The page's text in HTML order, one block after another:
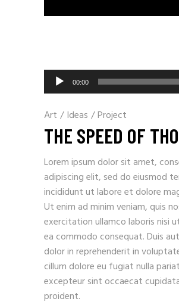
Lecteur
audio
00:00
Art / Ideas /Project
THE SPEED OF
Lorem ipsum dolor sit amet,
adipiscing elit, sed do eiusmod
incididunt ut labore et dolore
Ut enim ad minim veniam, quis
exercitation ullamco laboris nisi
ea commodo consequat. Duis
dolor in reprehenderit in
cillum dolore eu fugiat nulla
excepteur sint occaecat
proident.